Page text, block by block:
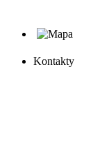
Kontakty